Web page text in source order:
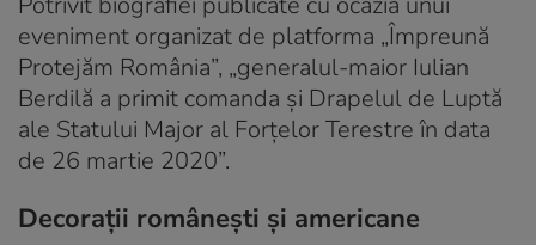
eveniment organizat de platforma „Împreună
Protejăm România”, „generalul-maior Iulian
Berdilă a primit comanda şi Drapelul de Luptă
ale Statului Major al Forţelor Terestre în data
de 26 martie 2020”.
Decorații românești și americane